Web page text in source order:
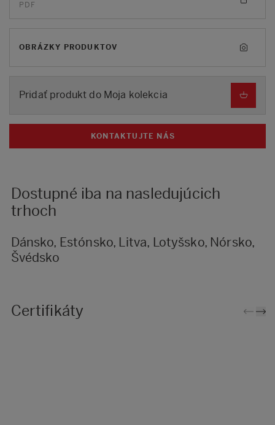
PDF
OBRÁZKY PRODUKTOV
Pridať produkt do Moja kolekcia
KONTAKTUJTE NÁS
Dostupné iba na nasledujúcich
trhoch
Dánsko, Estónsko, Litva, Lotyšsko, Nórsko,
Švédsko
Certifikáty